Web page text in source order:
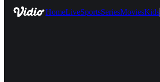
HomeLiveSportsSeriesMoviesKids